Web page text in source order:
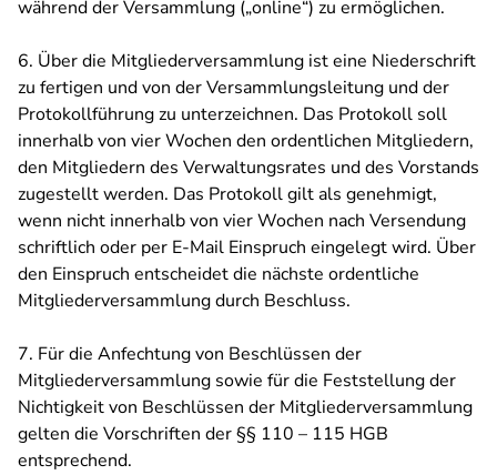
während der Versammlung („online“) zu ermöglichen.
6. Über die Mitgliederversammlung ist eine Niederschrift
zu fertigen und von der Versammlungsleitung und der
Protokollführung zu unterzeichnen. Das Protokoll soll
innerhalb von vier Wochen den ordentlichen Mitgliedern,
den Mitgliedern des Verwaltungsrates und des Vorstands
zugestellt werden. Das Protokoll gilt als genehmigt,
wenn nicht innerhalb von vier Wochen nach Versendung
schriftlich oder per E-Mail Einspruch eingelegt wird. Über
den Einspruch entscheidet die nächste ordentliche
Mitgliederversammlung durch Beschluss.
7. Für die Anfechtung von Beschlüssen der
Mitgliederversammlung sowie für die Feststellung der
Nichtigkeit von Beschlüssen der Mitgliederversammlung
gelten die Vorschriften der §§ 110 – 115 HGB
entsprechend.